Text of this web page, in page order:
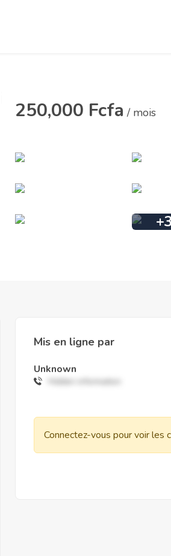
250,000 Fcfa / mois
+3
Mis en ligne par
Unknown
Connectez-vous pour voir les